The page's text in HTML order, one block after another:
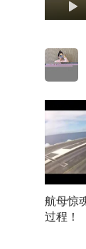
航母惊
过程！